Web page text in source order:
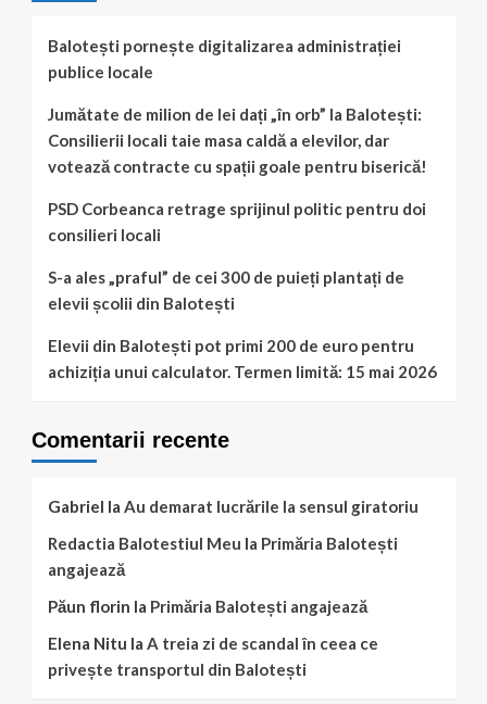
din
jurul
Monumentului
din
Balotești
Balotești pornește digitalizarea administrației
publice locale
Jumătate de milion de lei dați „în orb” la Balotești:
Consilierii locali taie masa caldă a elevilor, dar
votează contracte cu spații goale pentru biserică!
PSD Corbeanca retrage sprijinul politic pentru doi
consilieri locali
S-a ales „praful” de cei 300 de puieți plantați de
elevii școlii din Balotești
Elevii din Balotești pot primi 200 de euro pentru
achiziția unui calculator. Termen limită: 15 mai 2026
Comentarii recente
Gabriel la Au demarat lucrările la sensul giratoriu
Redactia Balotestiul Meu la Primăria Balotești
angajează
Păun florin la Primăria Balotești angajează
Elena Nitu la A treia zi de scandal în ceea ce
privește transportul din Balotești